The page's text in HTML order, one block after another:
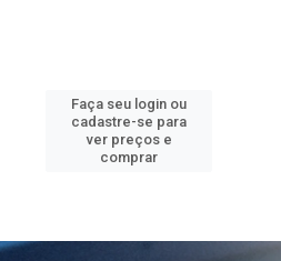
Faça seu login ou
cadastre-se para
ver preços e
comprar